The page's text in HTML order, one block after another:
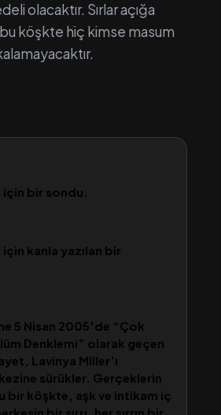
olacaktır. Sırlar açığa
bu köşkte hiç kimse masum
bir sondu.
kanla yazılan bir
5 Nisan 2005'de “Çok
Denklemi” olarak geçen
Lavinya Miller’ı
sürükler. Gerçeklerin
bir köşkte, aşk ve intikam iç